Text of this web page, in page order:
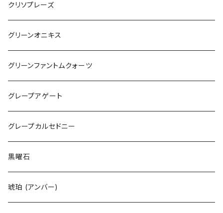
クリソプレーズ
グリーンオニキス
グリーンファントムクォーツ
グレープアゲート
グレープカルセドニー
黒曜石
琥珀 (アンバー)